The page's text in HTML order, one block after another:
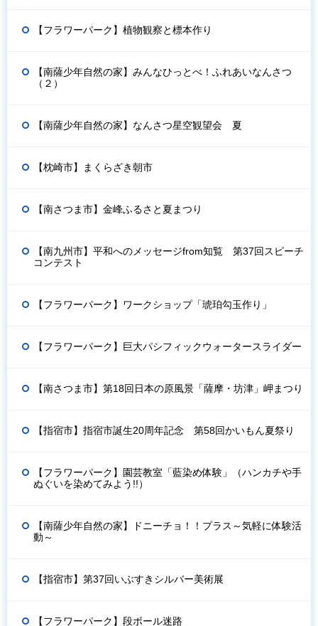
【フラワーパーク】植物観察と標本作り
【南薩少年自然の家】みんなひっとべ！ふれあいなんさつ
（２）
【南薩少年自然の家】なんさつ星空観望会 夏
【枕崎市】まくらざき朝市
【南さつま市】金峰ふるさと夏まつり
【南九州市】平和へのメッセージfrom知覧 第37回スピーチ
コンテスト
【フラワーパーク】ワークショップ「琥珀勾玉作り」
【フラワーパーク】巨大パシフィックウォータースライダー
【南さつま市】第18回日本の原風景「薩摩・坊津」岬まつり
【指宿市】指宿市誕生20周年記念 第58回かいもん夏祭り
【フラワーパーク】園芸教室「藍染め体験」（ハンカチや手
ぬぐいを染めてみよう!!）
【南薩少年自然の家】ドニーチョ！！プラス～気軽に体験活
動～
【指宿市】第37回いぶすきシルバー美術展
【フラワーパーク】段ボール迷路